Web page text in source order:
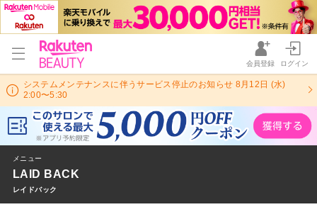
会員登録 ログイン
システムメンテナンスに伴うサービス停止のお知らせ 8月12日 (水)
2:00〜5:30
メニュー
LAID BACK
レイドバック